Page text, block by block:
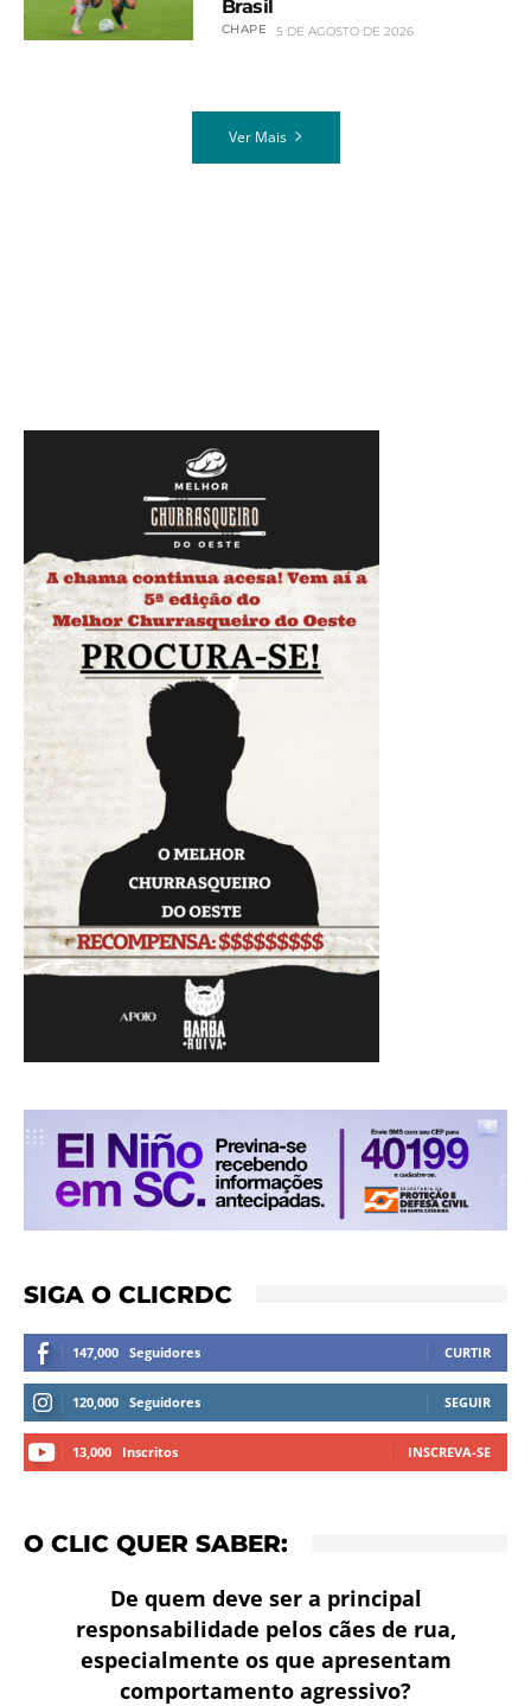
Brasil
CHAPE 5 DE AGOSTO DE 2026
Ver Mais
SIGA O CLICRDC
147,000 Seguidores CURTIR
120,000 Seguidores SEGUIR
13,000 Inscritos INSCREVA-SE
O CLIC QUER SABER:
De quem deve ser a principal
responsabilidade pelos cães de rua,
especialmente os que apresentam
comportamento agressivo?